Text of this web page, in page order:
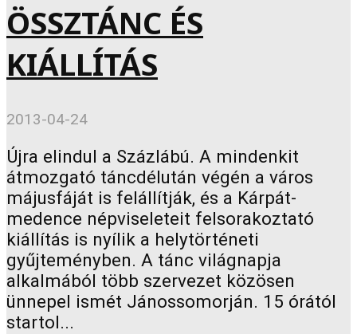
ÖSSZTÁNC ÉS
KIÁLLÍTÁS
2013-04-24
Újra elindul a Százlábú. A mindenkit
átmozgató táncdélután végén a város
májusfáját is felállítják, és a Kárpát-
medence népviseleteit felsorakoztató
kiállítás is nyílik a helytörténeti
gyűjteményben. A tánc világnapja
alkalmából több szervezet közösen
ünnepel ismét Jánossomorján. 15 órától
startol...